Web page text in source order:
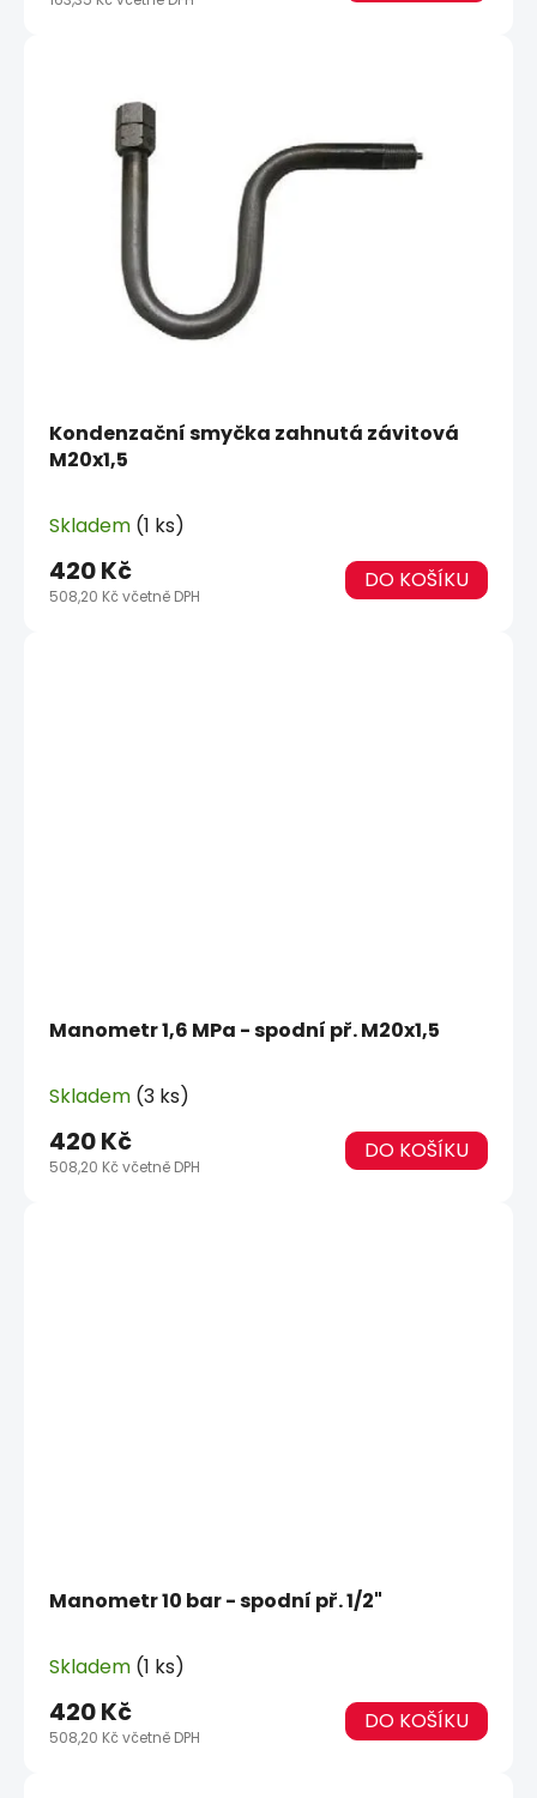
Kondenzační smyčka zahnutá závitová
M20x1,5
Skladem (1 ks)
508,20 Kč včetně DPH
420 Kč DO KOŠÍKU
Manometr 1,6 MPa - spodní př. M20x1,5
Skladem (3 ks)
508,20 Kč včetně DPH
420 Kč DO KOŠÍKU
Manometr 10 bar - spodní př. 1/2"
Skladem (1 ks)
508,20 Kč včetně DPH
420 Kč DO KOŠÍKU